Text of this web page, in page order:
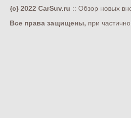
{c} 2022 CarSuv.ru :: Обзор новых
Все права защищены, при